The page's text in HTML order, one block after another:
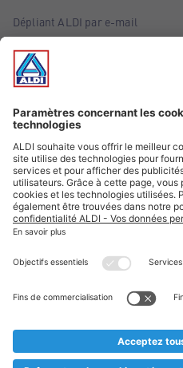
Dépliant ALDI par e-mail
Offres
Infos essentielles
Suivez ALDI
Textes marqués d'un astérisque
* Nous vendons ces articles
au cas où, malgré le planning
prématurément en rupture de
** Sur ce site, l’utilisation de la